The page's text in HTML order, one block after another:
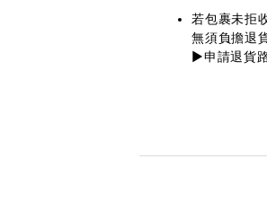
若包裹未拒
無須負擔退
▶️申請退貨